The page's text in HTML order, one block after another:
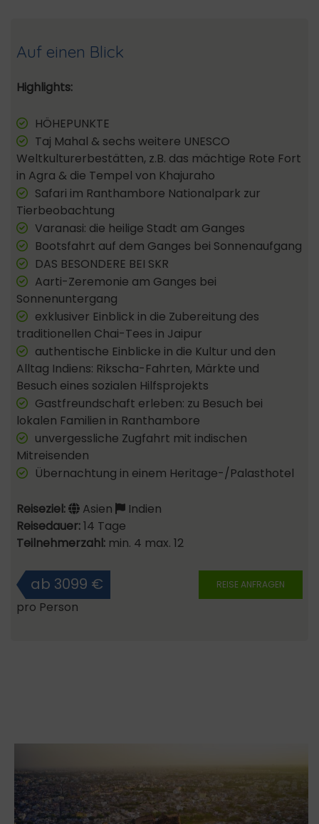
Auf einen Blick
Highlights:
HÖHEPUNKTE
Taj Mahal & sechs weitere UNESCO
Weltkulturerbestätten, z.B. das mächtige Rote Fort
in Agra & die Tempel von Khajuraho
Safari im Ranthambore Nationalpark zur
Tierbeobachtung
Varanasi: die heilige Stadt am Ganges
Bootsfahrt auf dem Ganges bei Sonnenaufgang
DAS BESONDERE BEI SKR
Aarti-Zeremonie am Ganges bei
Sonnenuntergang
exklusiver Einblick in die Zubereitung des
traditionellen Chai-Tees in Jaipur
authentische Einblicke in die Kultur und den
Alltag Indiens: Rikscha-Fahrten, Märkte und
Besuch eines sozialen Hilfsprojekts
Gastfreundschaft erleben: zu Besuch bei
lokalen Familien in Ranthambore
unvergessliche Zugfahrt mit indischen
Mitreisenden
Übernachtung in einem Heritage-/Palasthotel
Reiseziel: Asien
Indien
Reisedauer:14 Tage
Teilnehmerzahl: min. 4 max. 12
REISE ANFRAGEN
ab 3099 €
pro Person